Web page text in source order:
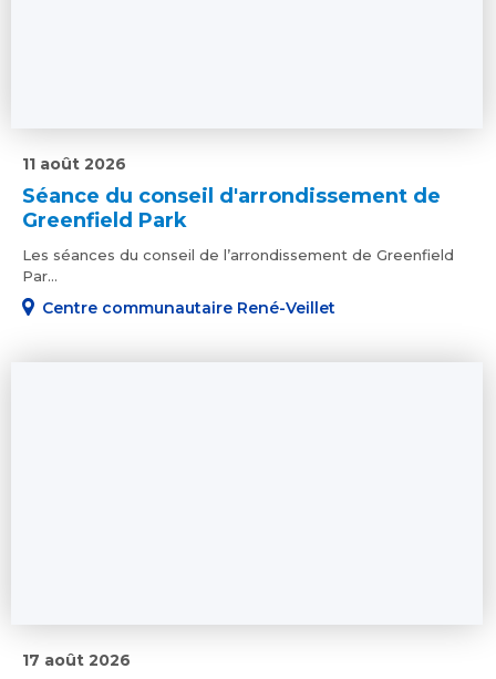
Séance du conseil d'arrondissement de
Greenfield Park
11 août 2026
Les séances du conseil de l’arrondissement de Greenfield
Par...
Centre communautaire René-Veillet
17 août 2026